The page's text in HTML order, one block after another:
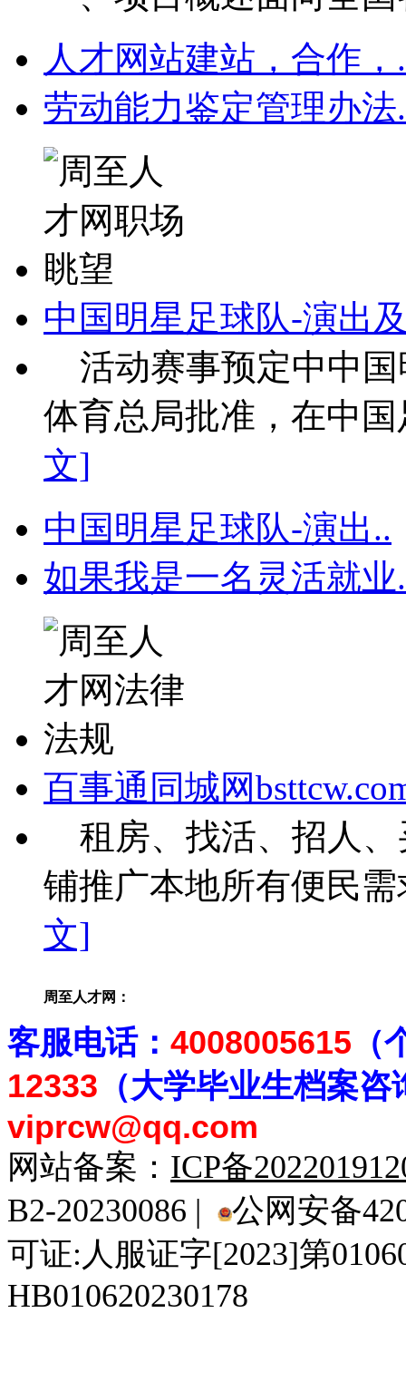
人才网站建站，合作，
劳动能力鉴定管理办法
中国明星足球队-演出
活动赛事预定中中国
体育总局批准，在中
文]
中国明星足球队-演出..
如果我是一名灵活就业
百事通同城网
租房、找活、招人、
铺推广本地所有便民
文]
周至人才网：
客服电话： 4008005615
12333 （大学毕业生档案咨
viprcw@qq.com
网站备案： ICP备
B2-20230086 |
公网安备
可证:人服证字[2023]第
HB010620230178